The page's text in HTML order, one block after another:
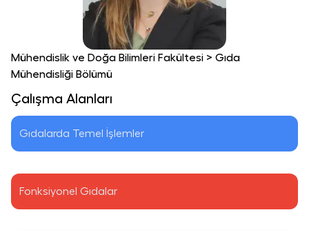
Mühendislik ve Doğa Bilimleri Fakültesi > Gıda
Mühendisliği Bölümü
Çalışma Alanları
Gıdalarda Temel İşlemler
Fonksiyonel Gıdalar